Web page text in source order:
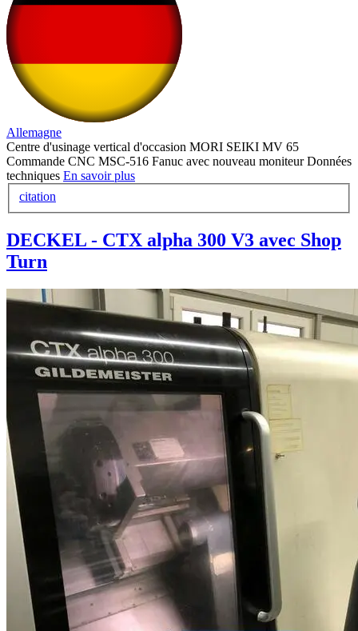
Allemagne
Centre d'usinage vertical d'occasion MORI SEIKI MV 65
Commande CNC MSC-516 Fanuc avec nouveau moniteur Données
techniques En savoir plus
citation
DECKEL - CTX alpha 300 V3 avec Shop
Turn